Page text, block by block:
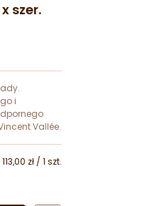
szer.
i
Vallée.
113,00 zł / 1 szt.